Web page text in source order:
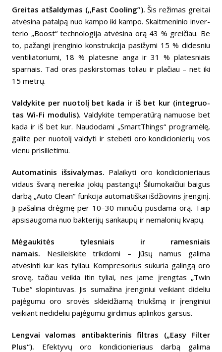
Grei­tas atšal­dy­mas (,,Fast Cooling”). Šis reži­mas grei­tai
atvė­sina patalpą nuo kampo iki kampo. Skait­me­ni­nio inver­
te­rio „Boost“ tech­no­lo­gija atvė­sina orą 43 % grei­čiau. Be
to, pažangi įren­gi­nio konst­ruk­cija pasi­žymi 15 % dides­niu
venti­lia­to­riumi, 18 % platesne anga ir 31 % plates­niais
spar­nais. Tad oras paskirs­to­mas toliau ir plačiau – net iki
15 metrų.
Valdy­­kite per nuotolį bet kada ir iš bet kur (inte­gruo­
tas Wi-Fi modu­lis). Valdy­­kite tempe­ra­tūrą namuose bet
kada ir iš bet kur. Naudo­dami „Sma­r­tThings“ prog­ra­mėlę,
galite per nuotolį valdyti ir stebėti oro kondi­cio­nie­­rių vos
vienu prisi­­lie­timu.
Automatinis išsivalymas. Palaikyti oro kondicionieriaus
vidaus švarą nereikia jokių pastangų! Šilumokaičiui baigus
darbą „Auto Clean“ funkcija automatiškai išdžiovins įrenginį.
Ji pašalina drėgmę per 10–30 minučių pūsdama orą. Taip
apsisaugoma nuo bakterijų sankaupų ir nemalonių kvapų.
Mėgaukitės tylesniais ir ramesniais
namais. Nesileiskite trikdomi – Jūsų namus galima
atvėsinti kur kas tyliau. Kompresorius sukuria galingą oro
srovę, tačiau veikia itin tyliai, nes jame įrengtas „Twin
Tube“ slopintuvas. Jis sumažina įrenginiui veikiant dideliu
pajėgumu oro srovės skleidžiamą triukšmą ir įrenginiui
veikiant nedideliu pajėgumu girdimus aplinkos garsus.
Lengvai valomas antibakterinis filtras („Easy Filter
Plus“). Efektyvų oro kondicionieriaus darbą galima